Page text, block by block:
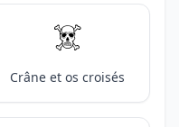
☠️
Crâne et os croisés